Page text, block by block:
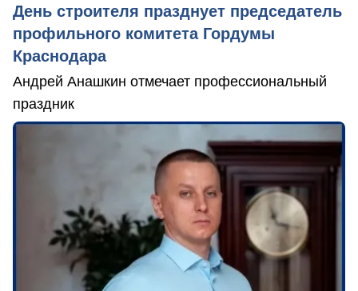
День строителя празднует председатель
профильного комитета Гордумы
Краснодара
Андрей Анашкин отмечает профессиональный
праздник